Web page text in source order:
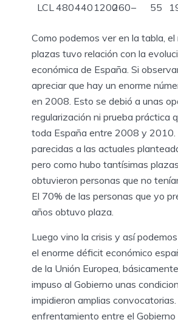
LCL 480440 1200260– 55
Como podemos ver en la tabla, el
plazas tuvo relación con la
económica de España. Si
apreciar que hay un enorme
en 2008. Esto se debió a unas
regularización ni prueba práctica
toda España entre 2008 y 2010.
parecidas a las actuales
pero como hubo tantísimas
obtuvieron personas que no
El 70% de las personas que yo
años obtuvo plaza.
Luego vino la crisis y así
el enorme déficit económico
de la Unión Europea,
impuso al Gobierno unas
impidieron amplias
enfrentamiento entre el Gobierno